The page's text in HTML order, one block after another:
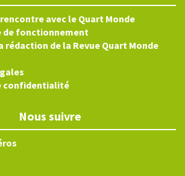
avec le Quart Monde
de fonctionnement
rédaction de la Revue Quart Monde
confidentialité
Nous suivre